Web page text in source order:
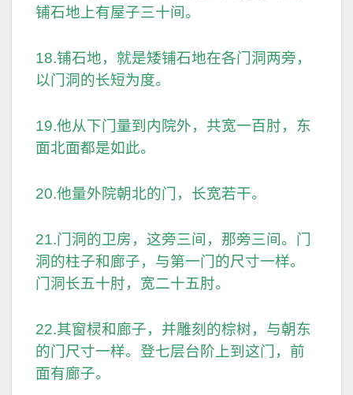
铺石地上有屋子三十间。
18.铺石地，就是矮铺石地在各门洞两旁，
以门洞的长短为度。
19.他从下门量到内院外，共宽一百肘，东
面北面都是如此。
20.他量外院朝北的门，长宽若干。
21.门洞的卫房，这旁三间，那旁三间。门
洞的柱子和廊子，与第一门的尺寸一样。
门洞长五十肘，宽二十五肘。
22.其窗棂和廊子，并雕刻的棕树，与朝东
的门尺寸一样。登七层台阶上到这门，前
面有廊子。